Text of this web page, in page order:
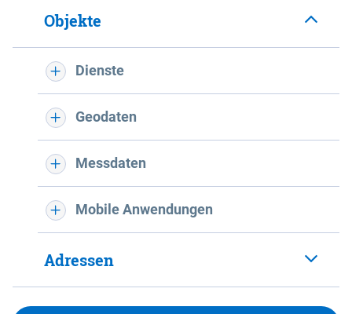
Objekte
Dienste
Geodaten
Messdaten
Mobile Anwendungen
Adressen